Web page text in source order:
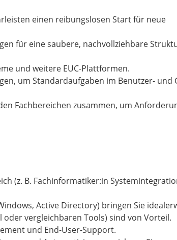
einen reibungslosen Start für neue
für eine saubere, nachvollziehbare
und weitere EUC-Plattformen.
um Standardaufgaben im Benutzer- und
Fachbereichen zusammen, um
(z. B. Fachinformatiker:in
Active Directory) bringen Sie
vergleichbaren Tools) sind von Vorteil.
und End-User-Support.